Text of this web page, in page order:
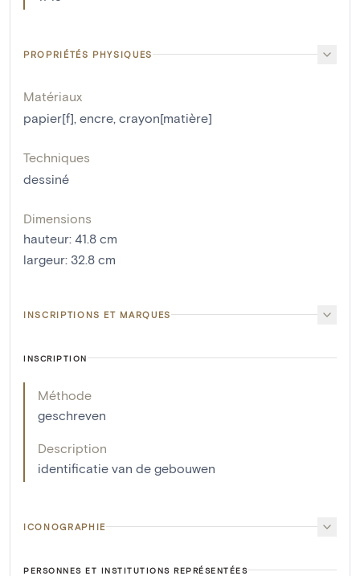
PROPRIÉTÉS PHYSIQUES
Matériaux
papier[f] encre crayon[matière]
Techniques
dessiné
Dimensions
hauteur: 41.8 cm
largeur: 32.8 cm
INSCRIPTIONS ET MARQUES
INSCRIPTION
Méthode
geschreven
Description
identificatie van de gebouwen
ICONOGRAPHIE
PERSONNES ET INSTITUTIONS REPRÉSENTÉES